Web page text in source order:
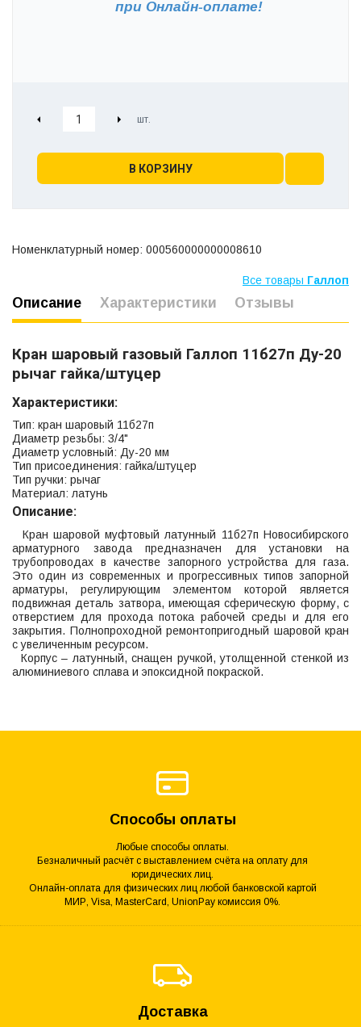
при Онлайн-оплате!
В КОРЗИНУ
Номенклатурный номер: 000560000000008610
Все товары Галлоп
Описание Характеристики Отзывы
Кран шаровый газовый Галлоп 11б27п Ду-20
рычаг гайка/штуцер
Характеристики:
Тип: кран шаровый 11б27п
Диаметр резьбы: 3/4"
Диаметр условный: Ду-20 мм
Тип присоединения: гайка/штуцер
Тип ручки: рычаг
Материал: латунь
Описание:
Кран шаровой муфтовый латунный 11б27п Новосибирского
арматурного завода предназначен для установки на
трубопроводах в качестве запорного устройства для газа.
Это один из современных и прогрессивных типов запорной
арматуры, регулирующим элементом которой является
подвижная деталь затвора, имеющая сферическую форму, с
отверстием для прохода потока рабочей среды и для его
закрытия. Полнопроходной ремонтопригодный шаровой кран
с увеличенным ресурсом.
Корпус – латунный, снащен ручкой, утолщенной стенкой из
алюминиевого сплава и эпоксидной покраской.
Способы оплаты
Любые способы оплаты.
Безналичный расчёт с выставлением счёта на оплату для
юридических лиц.
Онлайн-оплата для физических лиц любой банковской картой
МИР, Visa, MasterCard, UnionPay комиссия 0%.
Доставка